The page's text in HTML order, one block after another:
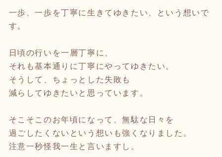
一歩、一歩を丁寧に生きてゆきたい、という想いで
す。
日頃の行いを一層丁寧に、
それも基本通りに丁寧にやってゆきたい。
そうして、ちょっとした失敗も
減らしてゆきたいと思っています。
そこそこのお年頃になって、無駄な日々を
過ごしたくないという想いも強くなりました。
注意一秒怪我一生と言いますし。